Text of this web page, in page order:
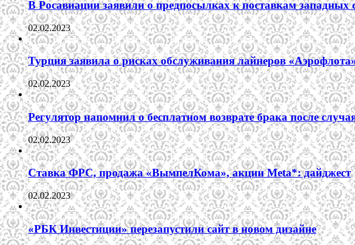
В Росавиации заявили о предпосылках к поставкам западных
02.02.2023
Турция заявила о рисках обслуживания лайнеров
02.02.2023
Регулятор напомнил о бесплатном возврате брака после
02.02.2023
Ставка ФРС, продажа «ВымпелКома», акции Meta*: дайджест
02.02.2023
«РБК Инвестиции» перезапустили сайт в новом дизайне